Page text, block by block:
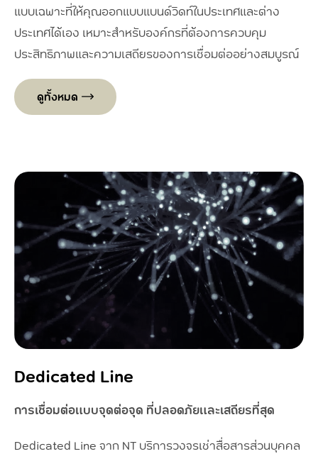
แบบเฉพาะที่ให้คุณออกแบบแบนด์วิดท์ในประเทศและต่าง
ประเทศได้เอง เหมาะสำหรับองค์กรที่ต้องการควบคุม
ประสิทธิภาพและความเสถียรของการเชื่อมต่ออย่างสมบูรณ์
ดูทั้งหมด
Dedicated Line
การเชื่อมต่อแบบจุดต่อจุด ที่ปลอดภัยและเสถียรที่สุด
Dedicated Line จาก NT บริการวงจรเช่าสื่อสารส่วนบุคคล